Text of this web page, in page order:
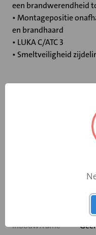
een brandwerendheid
• Montagepositie
en brandhaard
• LUKA C/ATC 3
• Smeltveiligheid
Nee
Inbouwframe